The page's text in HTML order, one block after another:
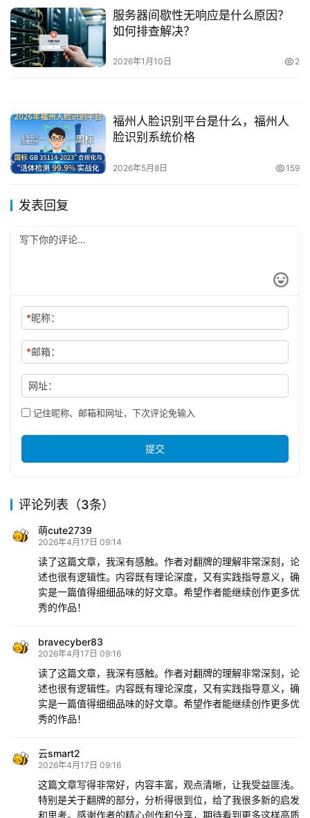
服务器间歇性无响应是什么原因？
如何排查解决？
2026年1月10日 2
福州人脸识别平台是什么，福州人
脸识别系统价格
2026年5月8日 159
发表回复
*昵称：
*邮箱：
网址：
记住昵称、邮箱和网址，下次评论免输入
提交
评论列表（3条）
萌cute2739
2026年4月17日 09:14
读了这篇文章，我深有感触。作者对翻牌的理解非常深刻，论
述也很有逻辑性。内容既有理论深度，又有实践指导意义，确
实是一篇值得细细品味的好文章。希望作者能继续创作更多优
秀的作品！
bravecyber83
2026年4月17日 09:16
读了这篇文章，我深有感触。作者对翻牌的理解非常深刻，论
述也很有逻辑性。内容既有理论深度，又有实践指导意义，确
实是一篇值得细细品味的好文章。希望作者能继续创作更多优
秀的作品！
云smart2
2026年4月17日 09:16
这篇文章写得非常好，内容丰富，观点清晰，让我受益匪浅。
特别是关于翻牌的部分，分析得很到位，给了我很多新的启发
和思考。感谢作者的精心创作和分享，期待看到更多这样高质